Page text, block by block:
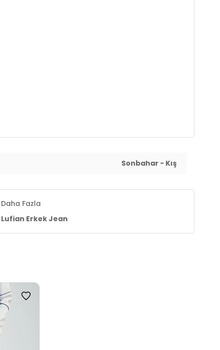
Sonbahar - Kış
Daha Fazla
Lufian Erkek Jean